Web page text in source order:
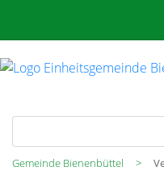
Gemeinde Bienenbüttel